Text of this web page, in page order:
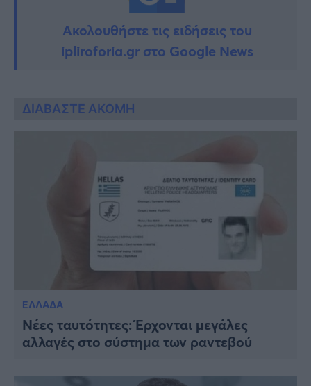
Ακολουθήστε τις ειδήσεις του
ipliroforia.gr στο Google News
ΔΙΑΒΑΣΤΕ ΑΚΟΜΗ
ΕΛΛΑΔΑ
Νέες ταυτότητες: Έρχονται μεγάλες
αλλαγές στο σύστημα των ραντεβού